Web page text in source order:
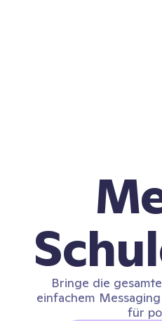
Bringe die
einfachem
für